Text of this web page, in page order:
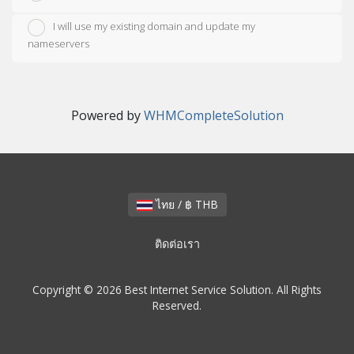
I will use my existing domain and update my
nameservers
Powered byWHMCompleteSolution
ไทย / ฿ THB
ติดต่อเรา
Copyright © 2026 Best Internet Service Solution. All Rights
Reserved.